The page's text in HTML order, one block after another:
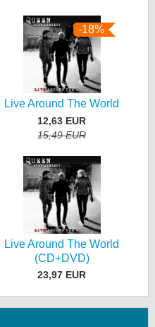
-18%
Live Around The World
12,63 EUR
15,49 EUR
Live Around The World
(CD+DVD)
23,97 EUR